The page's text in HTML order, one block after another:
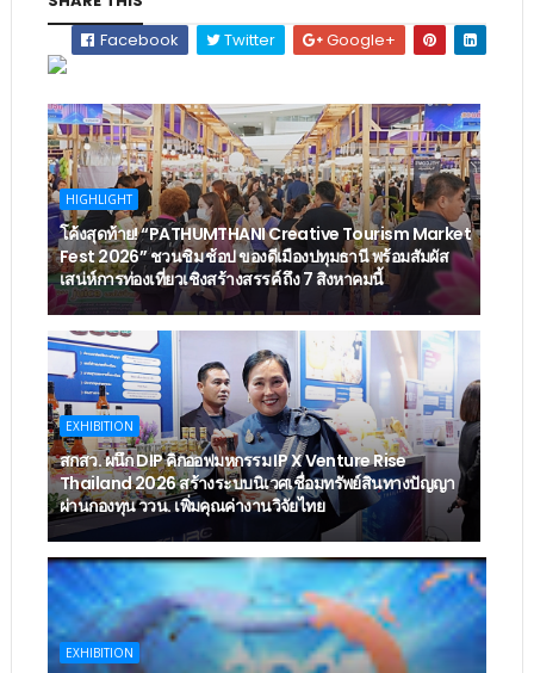
Facebook
Twitter Google+
HIGHLIGHT
โค้งสุดท้าย! “PATHUMTHANI Creative Tourism Market
Fest 2026” ชวนชิม ช้อป ของดีเมืองปทุมธานี พร้อมสัมผัส
เสน่ห์การท่องเที่ยวเชิงสร้างสรรค์ ถึง 7 สิงหาคมนี้
EXHIBITION
สกสว. ผนึก DIP คิกออฟมหกรรม IP X Venture Rise
Thailand 2026 สร้างระบบนิเวศเชื่อมทรัพย์สินทางปัญญา
ผ่านกองทุน ววน. เพิ่มคุณค่างานวิจัยไทย
EXHIBITION